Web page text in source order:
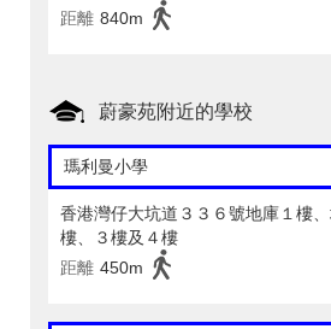
距離 840m
蔚豪苑附近的學校
瑪利曼小學
香港灣仔大坑道３３６號地庫１樓
樓、３樓及４樓
距離 450m